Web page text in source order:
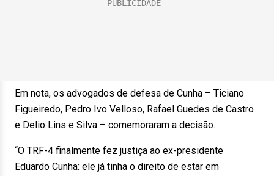
Em nota, os advogados de defesa de Cunha – Ticiano
Figueiredo, Pedro Ivo Velloso, Rafael Guedes de Castro
e Delio Lins e Silva – comemoraram a decisão.
“O TRF-4 finalmente fez justiça ao ex-presidente
Eduardo Cunha: ele já tinha o direito de estar em